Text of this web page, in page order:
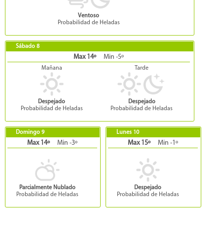
Ventoso
Probabilidad de Heladas
Sábado 8
Max 14º Min -5º
Mañana
Despejado
Probabilidad de Heladas
Tarde
Despejado
Probabilidad de Heladas
Domingo 9
Max 14º Min -3º
Parcialmente Nublado
Probabilidad de Heladas
Lunes 10
Max 15º Min -1º
Despejado
Probabilidad de Heladas